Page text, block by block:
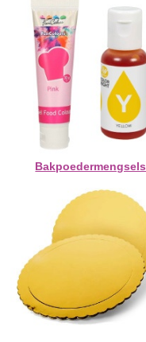
Bakpoedermengsels